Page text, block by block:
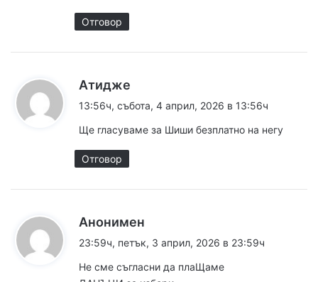
Отговор
Атидже
а
а
13:56ч, събота, 4 април, 2026 в 13:56ч
Ще гласуваме за Шиши безплатно на негу
Отговор
Анонимен
а
23:59ч, петък, 3 април, 2026 в 23:59ч
Не сме съгласни да плаЩаме